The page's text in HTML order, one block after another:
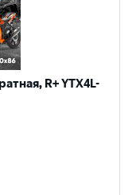
R+ YTX4L-